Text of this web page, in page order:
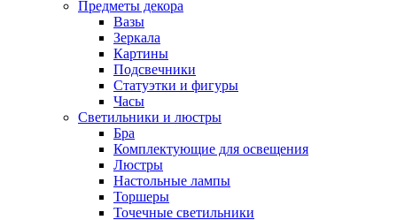
Предметы декора
Вазы
Зеркала
Картины
Подсвечники
Статуэтки и фигуры
Часы
Светильники и люстры
Бра
Комплектующие для освещения
Люстры
Настольные лампы
Торшеры
Точечные светильники